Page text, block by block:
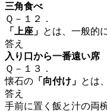
三角食べ
Ｑ－１２．
「上座」 とは、一般的
答え
入り口から一番遠い席
Ｑ－１３．
懐石の 「向付け」 とは
答え
手前に置く飯と汁の両